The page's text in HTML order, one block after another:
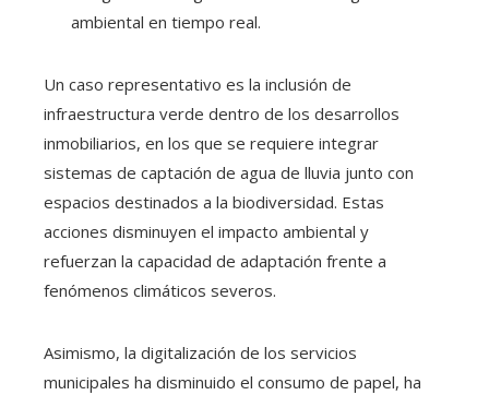
ambiental en tiempo real.
Un caso representativo es la inclusión de
infraestructura verde dentro de los desarrollos
inmobiliarios, en los que se requiere integrar
sistemas de captación de agua de lluvia junto con
espacios destinados a la biodiversidad. Estas
acciones disminuyen el impacto ambiental y
refuerzan la capacidad de adaptación frente a
fenómenos climáticos severos.
Asimismo, la digitalización de los servicios
municipales ha disminuido el consumo de papel, ha